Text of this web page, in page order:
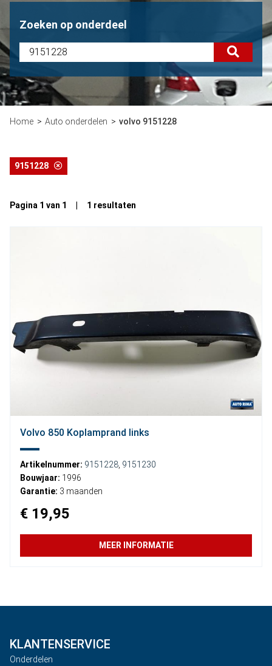
Zoeken op onderdeel
Home Auto onderdelen volvo 9151228
9151228
Pagina 1 van 1 | 1 resultaten
Volvo 850 Koplamprand links
Artikelnummer: 9151228 9151230
Bouwjaar: 1996
Garantie: 3 maanden
€ 19,95
MEER INFORMATIE
KLANTENSERVICE
Onderdelen